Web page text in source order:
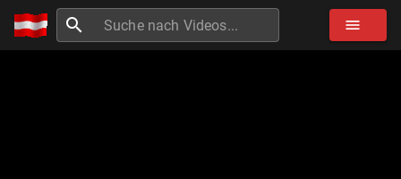
search menu